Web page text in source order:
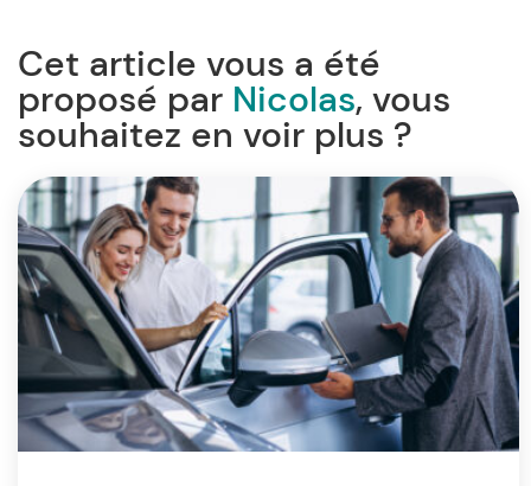
Cet article vous a été
proposé par Nicolas, vous
souhaitez en voir plus ?